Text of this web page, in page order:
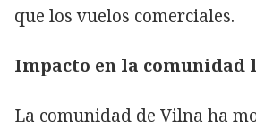
que los vuelos comerciales.
Impacto en la comunidad
La comunidad de Vilna ha